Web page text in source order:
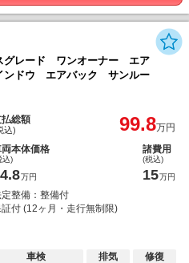
グレード ワンオーナー エア
ドウ エアバック サンルー
総額
込) 99.8万円
本体価格
込)
万円
諸費用
(税込)
15万円
整備：整備付
付 (12ヶ月・走行無制限)
車検
排気
修復